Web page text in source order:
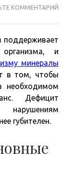
КОММЕНТАРИЙ
поддерживает
и
минералы
в том, чтобы
необходимом
Дефицит
губителен.